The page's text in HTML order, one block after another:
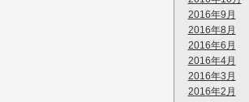
2016年9月
2016年8月
2016年6月
2016年4月
2016年3月
2016年2月